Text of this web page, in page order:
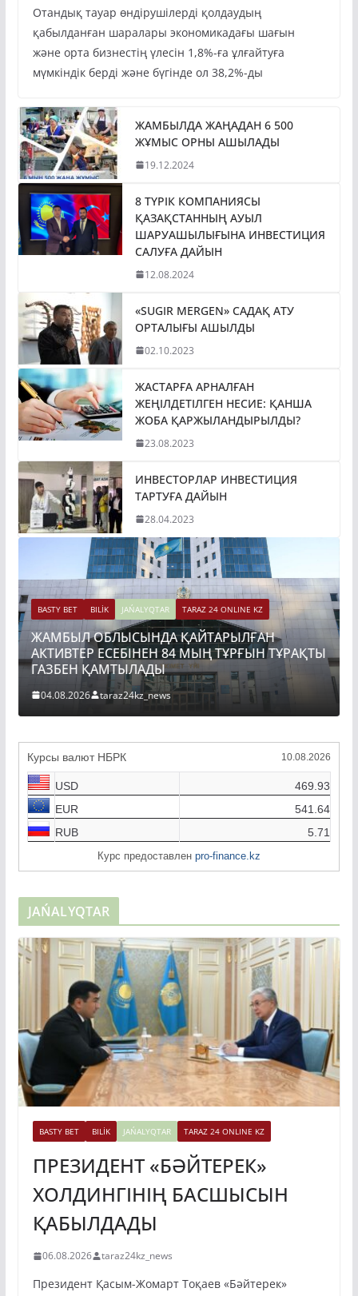
Отандық тауар өндірушілерді қолдаудың
қабылданған шаралары экономикадағы шағын
және орта бизнестің үлесін 1,8%-ға ұлғайтуға
мүмкіндік берді және бүгінде ол 38,2%-ды
ЖАМБЫЛДА ЖАҢАДАН 6 500
ЖҰМЫС ОРНЫ АШЫЛАДЫ
19.12.2024
8 ТҮРІК КОМПАНИЯСЫ
ҚАЗАҚСТАННЫҢ АУЫЛ
ШАРУАШЫЛЫҒЫНА ИНВЕСТИЦИЯ
САЛУҒА ДАЙЫН
12.08.2024
«SUGIR MERGEN» САДАҚ АТУ
ОРТАЛЫҒЫ АШЫЛДЫ
02.10.2023
ЖАСТАРҒА АРНАЛҒАН
ЖЕҢІЛДЕТІЛГЕН НЕСИЕ: ҚАНША
ЖОБА ҚАРЖЫЛАНДЫРЫЛДЫ?
23.08.2023
ИНВЕСТОРЛАР ИНВЕСТИЦИЯ
ТАРТУҒА ДАЙЫН
28.04.2023
BASTY BET BILİK JAŃALYQTAR TARAZ 24 ONLINE KZ
ЖАМБЫЛ ОБЛЫСЫНДА ҚАЙТАРЫЛҒАН
АКТИВТЕР ЕСЕБІНЕН 84 МЫҢ ТҰРҒЫН ТҰРАҚТЫ
ГАЗБЕН ҚАМТЫЛАДЫ
04.08.2026 taraz24kz_news
Курсы валют НБРК 10.08.2026
USD
469.93
EUR
541.64
RUB
5.71
Курс предоставлен pro-finance.kz
JAŃALYQTAR
BASTY BET BILİK JAŃALYQTAR TARAZ 24 ONLINE KZ
ПРЕЗИДЕНТ «БӘЙТЕРЕК»
ХОЛДИНГІНІҢ БАСШЫСЫН
ҚАБЫЛДАДЫ
06.08.2026 taraz24kz_news
Президент Қасым-Жомарт Тоқаев «Бәйтерек»